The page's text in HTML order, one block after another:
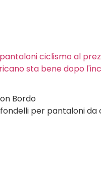
ciclismo al
sta bene dopo
per pantaloni